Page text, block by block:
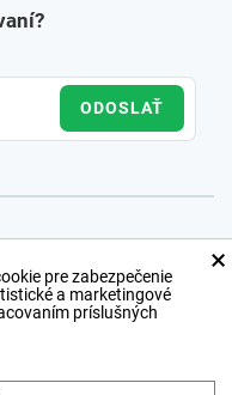
ODOSLAŤ
×
pre zabezpečenie
a marketingové
príslušných